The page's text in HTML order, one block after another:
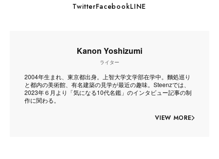
TwitterFacebookLINE
Kanon Yoshizumi
ライター
2004年生まれ、東京都出身。上智大学文学部在学中。麵処巡り
と都内の美術館、有名建築の見学が最近の趣味。Steenzでは、
2023年６月より「気になる10代名鑑」のインタビュー記事の制
作に関わる。
VIEW MORE